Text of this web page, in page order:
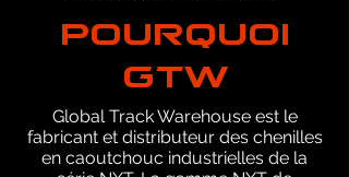
POURQUOI
GTW
Global Track Warehouse est le
fabricant et distributeur des chenilles
en caoutchouc industrielles de la